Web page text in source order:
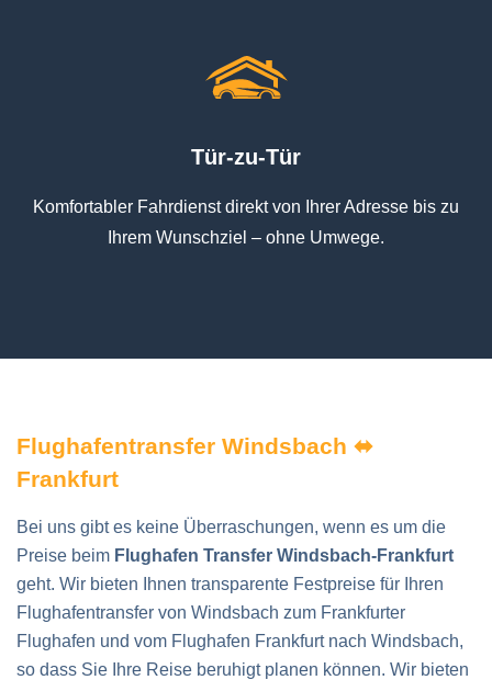
Tür-zu-Tür
Komfortabler Fahrdienst direkt von Ihrer Adresse bis zu
Ihrem Wunschziel – ohne Umwege.
Flughafentransfer Windsbach ⬌
Frankfurt
Bei uns gibt es keine Überraschungen, wenn es um die
Preise beim Flughafen Transfer Windsbach-Frankfurt
geht. Wir bieten Ihnen transparente Festpreise für Ihren
Flughafentransfer von Windsbach zum Frankfurter
Flughafen und vom Flughafen Frankfurt nach Windsbach,
so dass Sie Ihre Reise beruhigt planen können. Wir bieten